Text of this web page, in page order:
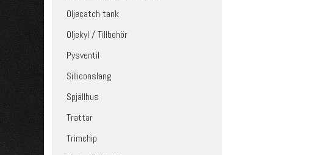
Oljecatch tank
Oljekyl / Tillbehör
Pysventil
Silliconslang
Spjällhus
Trattar
Trimchip